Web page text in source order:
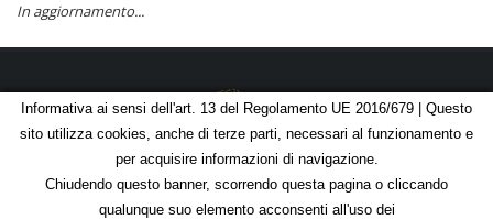
In aggiornamento...
© Copyright 2026 - C.F. 07051420581 | P.IVA 01674721004
Privacy
Informativa ai sensi dell'art. 13 del Regolamento UE 2016/679 | Questo
sito utilizza cookies, anche di terze parti, necessari al funzionamento e
per acquisire informazioni di navigazione.
Chiudendo questo banner, scorrendo questa pagina o cliccando
qualunque suo elemento acconsenti all'uso dei